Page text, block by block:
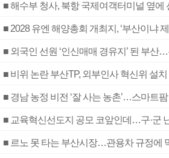
■ 해수부 청사, 북항 국제여객터미널 옆에
■ 2028 유엔 해양총회 개최지, ‘부산이냐
■ 외국인 선원 ‘인신매매 경유지’ 된 부산
■ 비위 논란 부산TP, 외부인사 혁신위 설치
■ 경남 농정 비전 ‘잘 사는 농촌’…스마트
■ 교육혁신선도지 공모 코앞인데…구·군
■ 르노 못 타는 부산시장…관용차 규정에